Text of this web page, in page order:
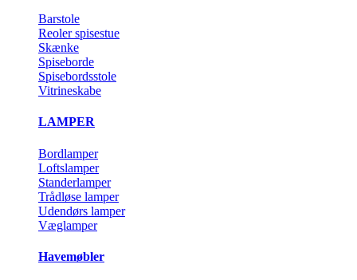
Barstole
Reoler spisestue
Skænke
Spiseborde
Spisebordsstole
Vitrineskabe
LAMPER
Bordlamper
Loftslamper
Standerlamper
Trådløse lamper
Udendørs lamper
Væglamper
Havemøbler